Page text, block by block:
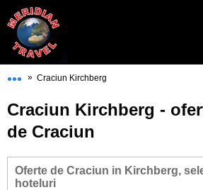
••• » Craciun Kirchberg
Craciun Kirchberg -
de Craciun
Oferte de Craciun in Kirchberg,
hoteluri